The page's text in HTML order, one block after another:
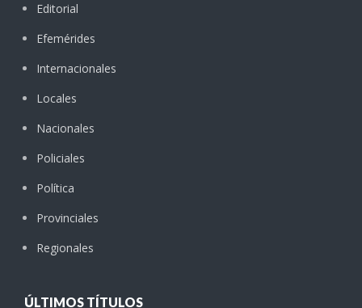
Editorial
Efemérides
Internacionales
Locales
Nacionales
Policiales
Política
Provinciales
Regionales
ÚLTIMOS TÍTULOS